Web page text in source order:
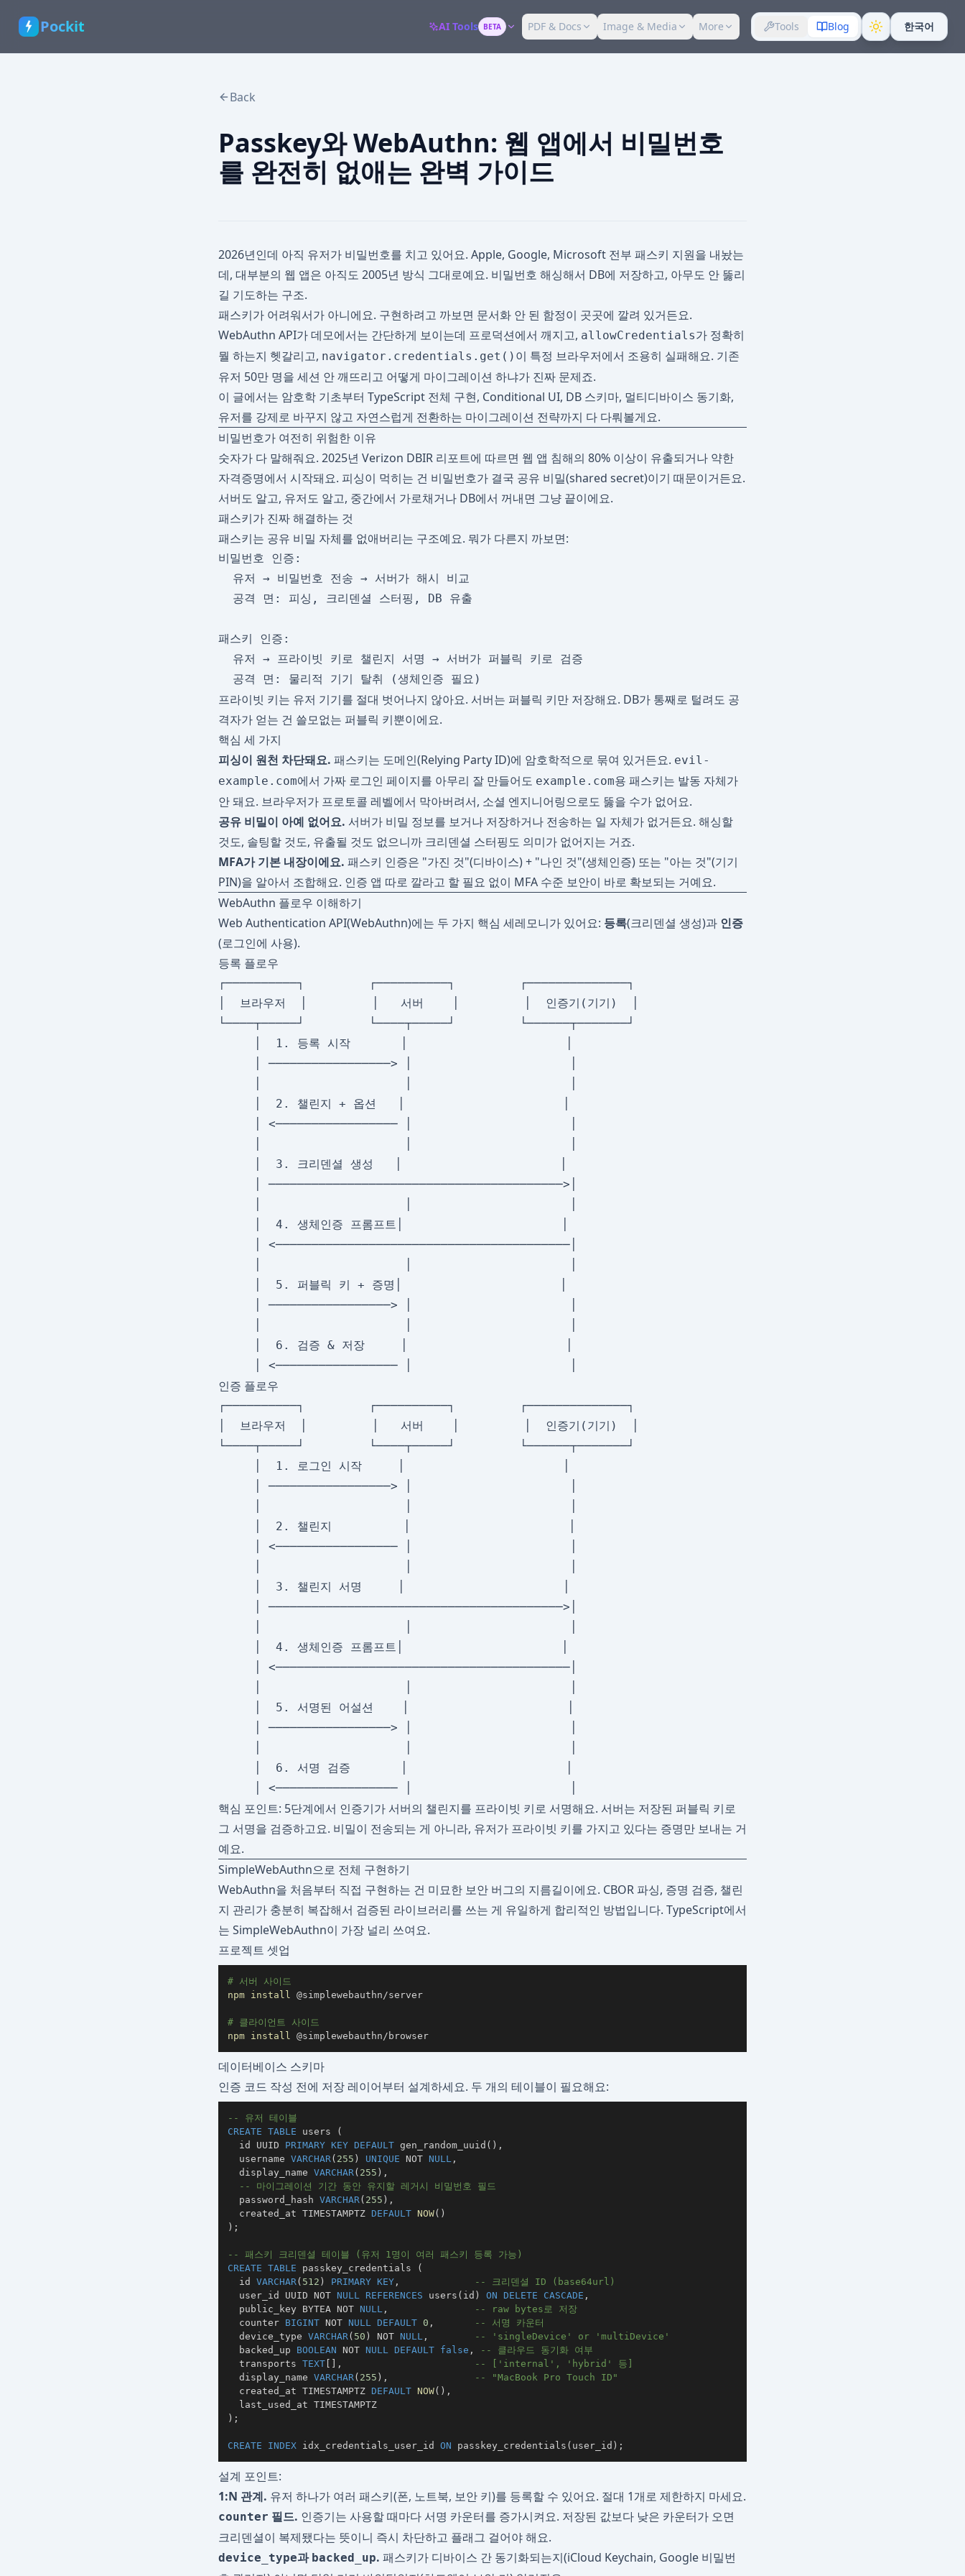
Pockit AI Tools BETA PDF & Docs Image & Media More Tools Blog 한국어
Back
Passkey와 WebAuthn: 웹 앱에서 비밀번호
를 완전히 없애는 완벽 가이드
2026년인데 아직 유저가 비밀번호를 치고 있어요. Apple, Google, Microsoft 전부 패스키 지원을 내놨는
데, 대부분의 웹 앱은 아직도 2005년 방식 그대로예요. 비밀번호 해싱해서 DB에 저장하고, 아무도 안 뚫리
길 기도하는 구조.
패스키가 어려워서가 아니에요. 구현하려고 까보면 문서화 안 된 함정이 곳곳에 깔려 있거든요.
WebAuthn API가 데모에서는 간단하게 보이는데 프로덕션에서 깨지고, allowCredentials가 정확히
뭘 하는지 헷갈리고, navigator.credentials.get() 이 특정 브라우저에서 조용히 실패해요. 기존
유저 50만 명을 세션 안 깨뜨리고 어떻게 마이그레이션 하냐가 진짜 문제죠.
이 글에서는 암호학 기초부터 TypeScript 전체 구현, Conditional UI, DB 스키마, 멀티디바이스 동기화,
유저를 강제로 바꾸지 않고 자연스럽게 전환하는 마이그레이션 전략까지 다 다뤄볼게요.
비밀번호가 여전히 위험한 이유
숫자가 다 말해줘요. 2025년 Verizon DBIR 리포트에 따르면 웹 앱 침해의 80% 이상이 유출되거나 약한
자격증명에서 시작돼요. 피싱이 먹히는 건 비밀번호가 결국 공유 비밀(shared secret)이기 때문이거든요.
서버도 알고, 유저도 알고, 중간에서 가로채거나 DB에서 꺼내면 그냥 끝이에요.
패스키가 진짜 해결하는 것
패스키는 공유 비밀 자체를 없애버리는 구조예요. 뭐가 다른지 까보면:
비밀번호 인증:
  유저 → 비밀번호 전송 → 서버가 해시 비교
  공격 면: 피싱, 크리덴셜 스터핑, DB 유출
패스키 인증:
  유저 → 프라이빗 키로 챌린지 서명 → 서버가 퍼블릭 키로 검증
프라이빗 키는 유저 기기를 절대 벗어나지 않아요. 서버는 퍼블릭 키만 저장해요. DB가 통째로 털려도 공
격자가 얻는 건 쓸모없는 퍼블릭 키뿐이에요.
핵심 세 가지
피싱이 원천 차단돼요. 패스키는 도메인(Relying Party ID)에 암호학적으로 묶여 있거든요. evil-
example.com에서 가짜 로그인 페이지를 아무리 잘 만들어도 example.com용 패스키는 발동 자체가
안 돼요. 브라우저가 프로토콜 레벨에서 막아버려서, 소셜 엔지니어링으로도 뚫을 수가 없어요.
공유 비밀이 아예 없어요. 서버가 비밀 정보를 보거나 저장하거나 전송하는 일 자체가 없거든요. 해싱할
것도, 솔팅할 것도, 유출될 것도 없으니까 크리덴셜 스터핑도 의미가 없어지는 거죠.
MFA가 기본 내장이에요. 패스키 인증은 "가진 것"(디바이스) + "나인 것"(생체인증) 또는 "아는 것"(기기
PIN)을 알아서 조합해요. 인증 앱 따로 깔라고 할 필요 없이 MFA 수준 보안이 바로 확보되는 거예요.
WebAuthn 플로우 이해하기
Web Authentication API(WebAuthn)에는 두 가지 핵심 세레모니가 있어요: 등록(크리덴셜 생성)과 인증
(로그인에 사용).
등록 플로우
┌──────────┐         ┌──────────┐         ┌──────────────┐
│  브라우저  │         │   서버    │         │  인증기(기기)  │
└────┬─────┘         └────┬─────┘         └──────┬───────┘
     │  1. 등록 시작       │                      │
     │ ─────────────────> │                      │
     │  2. 챌린지 + 옵션   │                      │
     │ <───────────────── │                      │
     │  3. 크리덴셜 생성   │                      │
     │ ─────────────────────────────────────────>│
     │  4. 생체인증 프롬프트│                      │
     │ <─────────────────────────────────────────│
     │  5. 퍼블릭 키 + 증명│                      │
     │ ─────────────────> │                      │
     │  6. 검증 & 저장     │                      │
인증 플로우
┌──────────┐         ┌──────────┐         ┌──────────────┐
│  브라우저  │         │   서버    │         │  인증기(기기)  │
└────┬─────┘         └────┬─────┘         └──────┬───────┘
     │  1. 로그인 시작     │                      │
     │ ─────────────────> │                      │
     │  2. 챌린지          │                      │
     │ <───────────────── │                      │
     │  3. 챌린지 서명     │                      │
     │ ─────────────────────────────────────────>│
     │  4. 생체인증 프롬프트│                      │
     │ <─────────────────────────────────────────│
     │  5. 서명된 어설션    │                      │
     │ ─────────────────> │                      │
     │  6. 서명 검증       │                      │
핵심 포인트: 5단계에서 인증기가 서버의 챌린지를 프라이빗 키로 서명해요. 서버는 저장된 퍼블릭 키로
그 서명을 검증하고요. 비밀이 전송되는 게 아니라, 유저가 프라이빗 키를 가지고 있다는 증명만 보내는 거
예요.
SimpleWebAuthn으로 전체 구현하기
WebAuthn을 처음부터 직접 구현하는 건 미묘한 보안 버그의 지름길이에요. CBOR 파싱, 증명 검증, 챌린
지 관리가 충분히 복잡해서 검증된 라이브러리를 쓰는 게 유일하게 합리적인 방법입니다. TypeScript에서
는 SimpleWebAuthn이 가장 널리 쓰여요.
프로젝트 셋업
# 서버 사이드
npm install
# 클라이언트 사이드
npm install @simplewebauthn/browser
데이터베이스 스키마
인증 코드 작성 전에 저장 레이어부터 설계하세요. 두 개의 테이블이 필요해요:
-- 유저 테이블
CREATE TABLE users
(
  id UUID
PRIMARY KEY DEFAULT gen_random_uuid ( ) ,
  username
VARCHAR ( 255 ) UNIQUE NOT NULL ,
  display_name
VARCHAR ( 255 ) ,
-- 마이그레이션 기간 동안 유지할 레거시 비밀번호 필드
  password_hash
VARCHAR ( 255 ) ,
  created_at TIMESTAMPTZ
DEFAULT NOW( )
) ;
-- 패스키 크리덴셜 테이블 (유저 1명이 여러 패스키 등록 가능)
CREATE TABLE passkey_credentials
(
  id
VARCHAR ( 512 ) PRIMARY KEY ,
-- 크리덴셜 ID (base64url)
  user_id UUID
NOT NULL REFERENCES users ( id ) ON DELETE CASCADE ,
  public_key BYTEA
NOT NULL ,
-- raw bytes로 저장
  counter
BIGINT NOT NULL DEFAULT 0 ,
-- 서명 카운터
  device_type
VARCHAR ( 50 ) NOT NULL ,
-- 'singleDevice' or 'multiDevice'
  backed_up
BOOLEAN NOT NULL DEFAULT false ,
-- 클라우드 동기화 여부
  transports
TEXT [ ] ,
-- ['internal', 'hybrid' 등]
  display_name
VARCHAR ( 255 ) ,
-- "MacBook Pro Touch ID"
  created_at TIMESTAMPTZ
DEFAULT NOW( ) ,
) ;
CREATE INDEX idx_credentials_user_id ON passkey_credentials ( user_id ) ;
설계 포인트:
1:N 관계. 유저 하나가 여러 패스키(폰, 노트북, 보안 키)를 등록할 수 있어요. 절대 1개로 제한하지 마세요.
counter 필드. 인증기는 사용할 때마다 서명 카운터를 증가시켜요. 저장된 값보다 낮은 카운터가 오면
크리덴셜이 복제됐다는 뜻이니 즉시 차단하고 플래그 걸어야 해요.
device_type과 backed_up. 패스키가 디바이스 간 동기화되는지(iCloud Keychain, Google 비밀번